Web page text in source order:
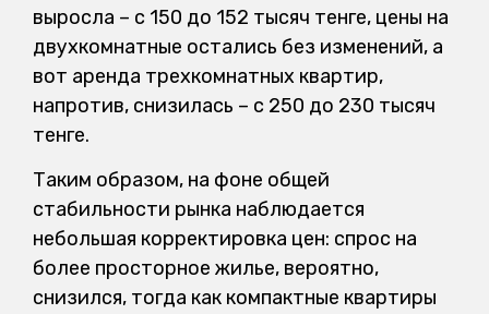
выросла – с 150 до 152 тысяч тенге, цены на
двухкомнатные остались без изменений, а
вот аренда трехкомнатных квартир,
напротив, снизилась – с 250 до 230 тысяч
тенге.
Таким образом, на фоне общей
стабильности рынка наблюдается
небольшая корректировка цен: спрос на
более просторное жилье, вероятно,
снизился, тогда как компактные квартиры